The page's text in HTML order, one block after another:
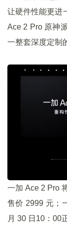
让硬件性能更进
Ace 2 Pro 原神
一整套深度定制
一加 Ace 2 Pro
售价 2999 元；
月 30 日10：00